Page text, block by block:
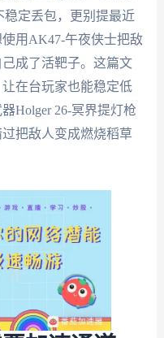
稳定丢包，更别提最近
用AK47-午夜侠士把敌
成了活靶子。这篇文
在台玩家也能稳定低
Holger 26-冥界提灯枪
把敌人变成燃烧稻草